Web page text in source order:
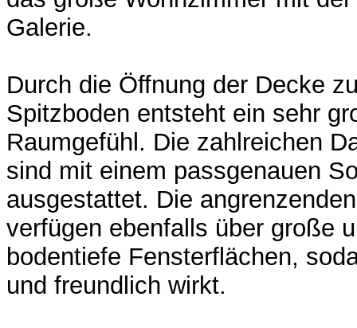
Galerie.
Durch die Öffnung der Decke
Spitzboden entsteht ein sehr
Raumgefühl. Die zahlreichen
sind mit einem passgenauen
ausgestattet. Die
verfügen ebenfalls über große
bodentiefe Fensterflächen,
und freundlich wirkt.